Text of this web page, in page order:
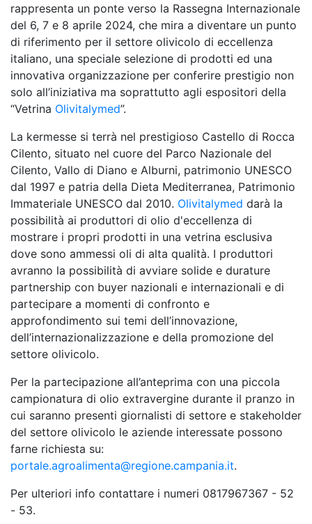
rappresenta un ponte verso la Rassegna Internazionale
del 6, 7 e 8 aprile 2024, che mira a diventare un punto
di riferimento per il settore olivicolo di eccellenza
italiano, una speciale selezione di prodotti ed una
innovativa organizzazione per conferire prestigio non
solo all’iniziativa ma soprattutto agli espositori della
“Vetrina Olivitalymed”.
La kermesse si terrà nel prestigioso Castello di Rocca
Cilento, situato nel cuore del Parco Nazionale del
Cilento, Vallo di Diano e Alburni, patrimonio UNESCO
dal 1997 e patria della Dieta Mediterranea, Patrimonio
Immateriale UNESCO dal 2010. Olivitalymed darà la
possibilità ai produttori di olio d'eccellenza di
mostrare i propri prodotti in una vetrina esclusiva
dove sono ammessi oli di alta qualità. I produttori
avranno la possibilità di avviare solide e durature
partnership con buyer nazionali e internazionali e di
partecipare a momenti di confronto e
approfondimento sui temi dell’innovazione,
dell’internazionalizzazione e della promozione del
settore olivicolo.
Per la partecipazione all’anteprima con una piccola
campionatura di olio extravergine durante il pranzo in
cui saranno presenti giornalisti di settore e stakeholder
del settore olivicolo le aziende interessate possono
farne richiesta su:
portale.agroalimenta@regione.campania.it.
Per ulteriori info contattare i numeri 0817967367 - 52
- 53.